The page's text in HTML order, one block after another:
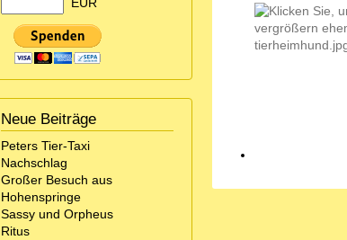
Neue Beiträge
Peters Tier-Taxi
Nachschlag
Großer Besuch aus
Hohenspringe
Sassy und Orpheus
Ritus